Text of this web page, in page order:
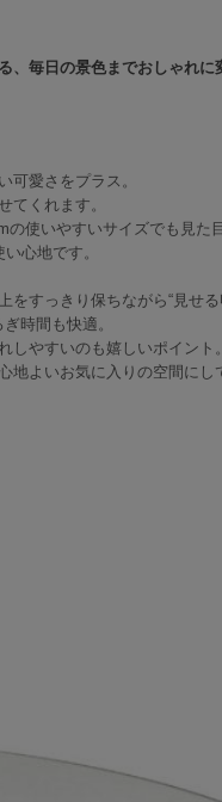
毎日の景色までおしゃれ
可愛さをプラス。
てくれます。
使いやすいサイズでも見た
心地です。
すっきり保ちながら“見せる
時間も快適。
やすいのも嬉しいポイント。
よいお気に入りの空間にし